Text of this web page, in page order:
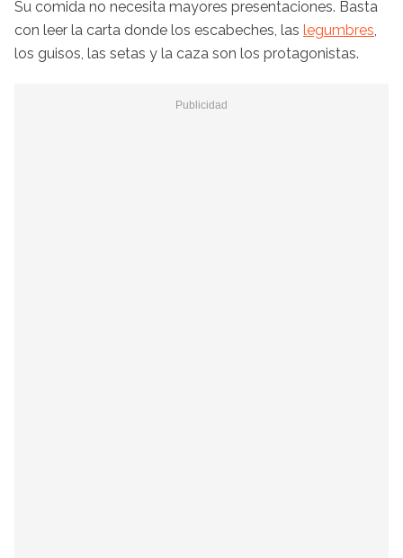
Su comida no necesita mayores presentaciones. Basta
con leer la carta donde los escabeches, las legumbres
los guisos, las setas y la caza son los protagonistas.